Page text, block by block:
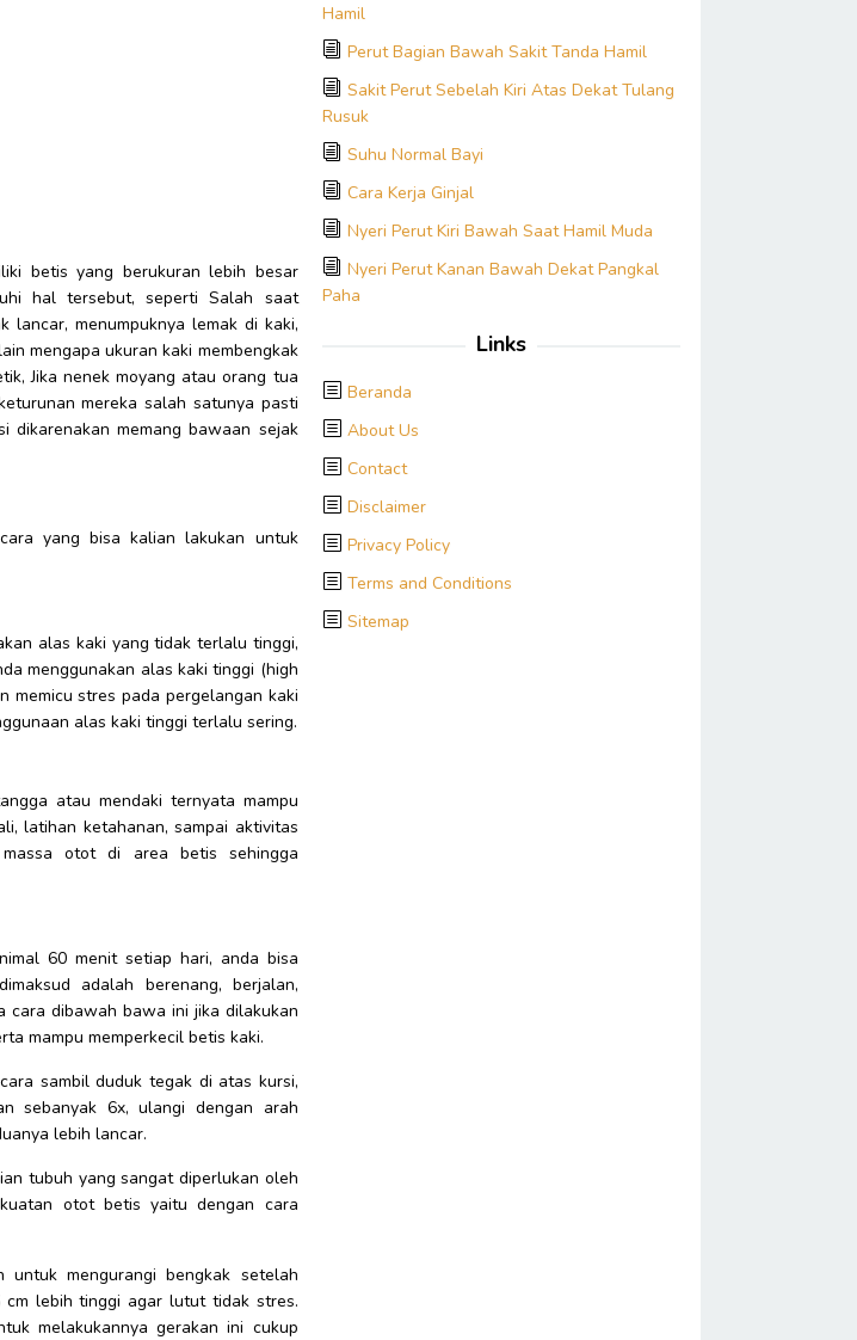
betis yang berukuran lebih besar
hal tersebut, seperti Salah saat
lancar, menumpuknya lemak di kaki,
mengapa ukuran kaki membengkak
Jika nenek moyang atau orang tua
mereka salah satunya pasti
dikarenakan memang bawaan sejak
yang bisa kalian lakukan untuk
alas kaki yang tidak terlalu tinggi,
menggunakan alas kaki tinggi (high
memicu stres pada pergelangan kaki
alas kaki tinggi terlalu sering.
atau mendaki ternyata mampu
latihan ketahanan, sampai aktivitas
otot di area betis sehingga
60 menit setiap hari, anda bisa
adalah berenang, berjalan,
cara dibawah bawa ini jika dilakukan
mampu memperkecil betis kaki.
sambil duduk tegak di atas kursi,
sebanyak 6x, ulangi dengan arah
lebih lancar.
tubuh yang sangat diperlukan oleh
otot betis yaitu dengan cara
mengurangi bengkak setelah
lebih tinggi agar lutut tidak stres.
melakukannya gerakan ini cukup
Hamil
Perut Bagian Bawah Sakit Tanda Hamil
Sakit Perut Sebelah Kiri Atas Dekat Tulang
Rusuk
Suhu Normal Bayi
Cara Kerja Ginjal
Nyeri Perut Kiri Bawah Saat Hamil Muda
Nyeri Perut Kanan Bawah Dekat Pangkal
Paha
Links
Beranda
About Us
Contact
Disclaimer
Privacy Policy
Terms and Conditions
Sitemap